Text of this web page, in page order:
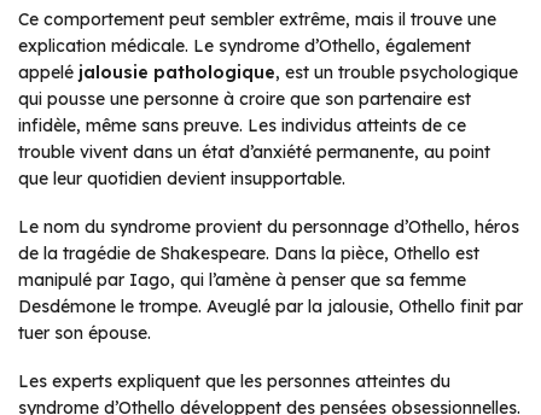
Ce comportement peut sembler extrême, mais il trouve une
explication médicale. Le syndrome d’Othello, également
appelé jalousie pathologique, est un trouble psychologique
qui pousse une personne à croire que son partenaire est
infidèle, même sans preuve. Les individus atteints de ce
trouble vivent dans un état d’anxiété permanente, au point
que leur quotidien devient insupportable.
Le nom du syndrome provient du personnage d’Othello, héros
de la tragédie de Shakespeare. Dans la pièce, Othello est
manipulé par Iago, qui l’amène à penser que sa femme
Desdémone le trompe. Aveuglé par la jalousie, Othello finit par
tuer son épouse.
Les experts expliquent que les personnes atteintes du
syndrome d’Othello développent des pensées obsessionnelles.